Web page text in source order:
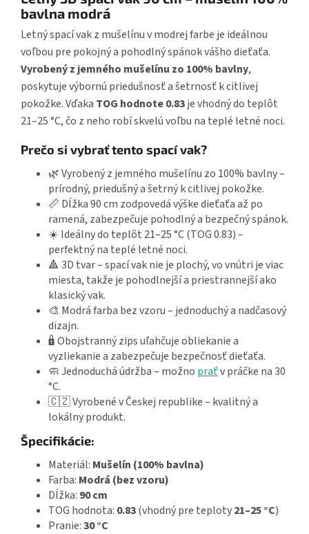
bavlna modrá
Letný spací vak z mušelínu v modrej farbe je ideálnou
voľbou pre pokojný a pohodlný spánok vášho dieťaťa.
Vyrobený z jemného mušelínu zo 100% bavlny,
poskytuje výbornú priedušnosť a šetrnosť k citlivej
pokožke. Vďaka TOG hodnote 0.83je vhodný do teplôt
21–25 °C, čo z neho robí skvelú voľbu na teplé letné noci.
Prečo si vybrať tento spací vak?
🌿 Vyrobený z jemného mušelínu zo 100% bavlny –
prírodný, priedušný a šetrný k citlivej pokožke.
📏 Dĺžka 90 cm zodpovedá výške dieťaťa až po
ramená, zabezpečuje pohodlný a bezpečný spánok.
☀️ Ideálny do teplôt 21–25 °C (TOG 0.83) –
perfektný na teplé letné noci.
🔺 3D tvar – spací vak nie je plochý, vo vnútri je viac
miesta, takže je pohodlnejší a priestrannejší ako
klasický vak.
🎨 Modrá farba bez vzoru – jednoduchý a nadčasový
dizajn.
🔒 Obojstranný zips uľahčuje obliekanie a
vyzliekanie a zabezpečuje bezpečnosť dieťaťa.
🧼 Jednoduchá údržba – možno praťv práčke na 30
°C.
🇨🇿 Vyrobené v Českej republike – kvalitný a
lokálny produkt.
Špecifikácie:
Materiál: Mušelín (100% bavlna)
Farba: Modrá (bez vzoru)
Dĺžka: 90 cm
TOG hodnota: 0.83(vhodný pre teploty21–25 °C)
Pranie:30 °C